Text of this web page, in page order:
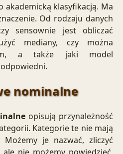
akademicką klasyfikacją. Ma
Od rodzaju danych
sensownie jest obliczać
mediany, czy można
a także jaki model
nominalne
opisują przynależność
Kategorie te nie mają
je nazwać, zliczyć